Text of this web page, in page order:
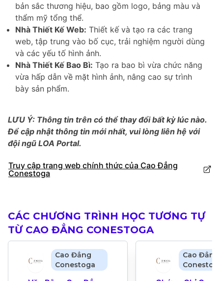
bản sắc thương hiệu, bao gồm logo, bảng màu và
thẩm mỹ tổng thể.
Nhà Thiết Kế Web: Thiết kế và tạo ra các trang
web, tập trung vào bố cục, trải nghiệm người dùng
và các yếu tố hình ảnh.
Nhà Thiết Kế Bao Bì: Tạo ra bao bì vừa chức năng
vừa hấp dẫn về mặt hình ảnh, nâng cao sự trình
bày sản phẩm.
LƯU Ý: Thông tin trên có thể thay đổi bất kỳ lúc nào.
Để cập nhật thông tin mới nhất, vui lòng liên hệ với
đội ngũ LOA Portal.
Truy cập trang web chính thức của Cao Đẳng
Conestoga
CÁC CHƯƠNG TRÌNH HỌC TƯƠNG TỰ
TỪ CAO ĐẲNG CONESTOGA
Cao Đẳng
Conestoga
Cao Đẳng